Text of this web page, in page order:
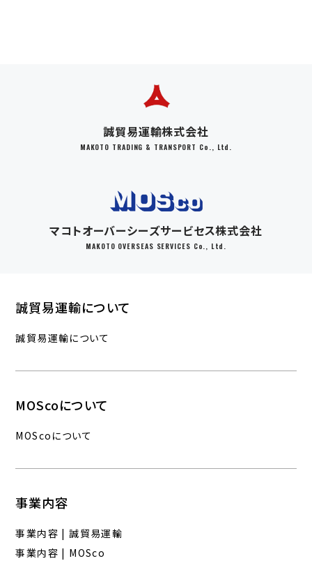
誠貿易運輸株式会社
MAKOTO TRADING & TRANSPORT Co., Ltd.
マコトオーバーシーズサービセス株式会社
MAKOTO OVERSEAS SERVICES Co., Ltd.
誠貿易運輸について
誠貿易運輸について
MOScoについて
MOScoについて
事業内容
事業内容 | 誠貿易運輸
事業内容 | MOSco